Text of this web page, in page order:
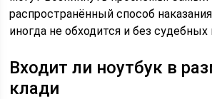
распространённый способ
иногда не обходится и без судебных
Входит ли ноутбук в
клади